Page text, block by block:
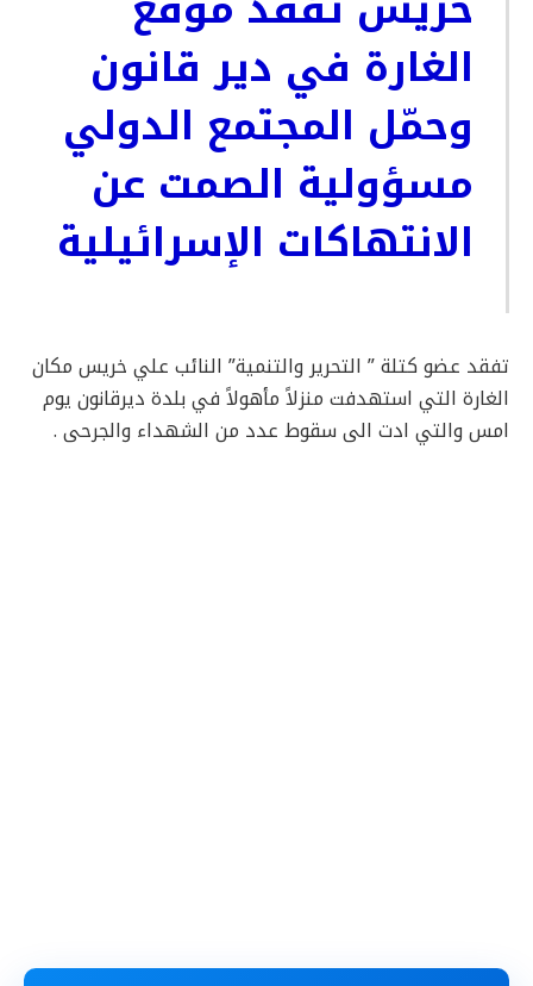
الغارة في دير قانون
وحمّل المجتمع الدولي
مسؤولية الصمت عن
الانتهاكات الإسرائيلية
تفقد عضو كتلة ” التحرير والتنمية” النائب علي خريس مكان
الغارة التي استهدفت منزلاً مأهولاً في بلدة ديرقانون يوم
امس والتي ادت الى سقوط عدد من الشهداء والجرحى .